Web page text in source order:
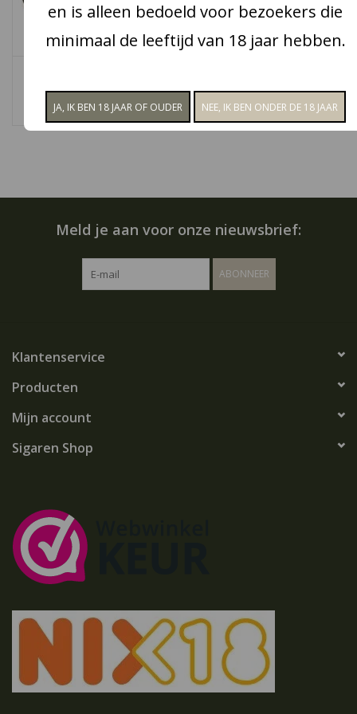
Koffie en thee
€3,95
€6,95
Meld je aan voor onze nieuwsbrief:
ABONNEER
Klantenservice
Producten
Mijn account
Sigaren Shop
en is alleen bedoeld voor bezoekers die
minimaal de leeftijd van 18 jaar hebben.